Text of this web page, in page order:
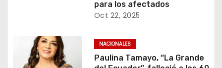
para los afectados
Oct 22, 2025
NACIONALES
Paulina Tamayo, “La Grande